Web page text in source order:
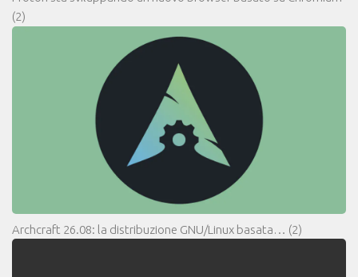
(2)
Archcraft 26.08: la distribuzione GNU/Linux basata… (2)